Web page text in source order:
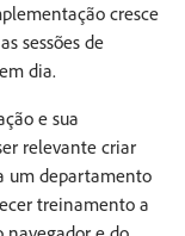
cresce
sessões de
dia.
e sua
relevante criar
um departamento
treinamento a